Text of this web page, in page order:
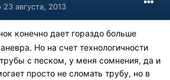
23 августа, 2013
конечно дает гораздо больше
Но на счет технологичности
с песком, у меня сомнения, да и
просто не сломать трубу, но в